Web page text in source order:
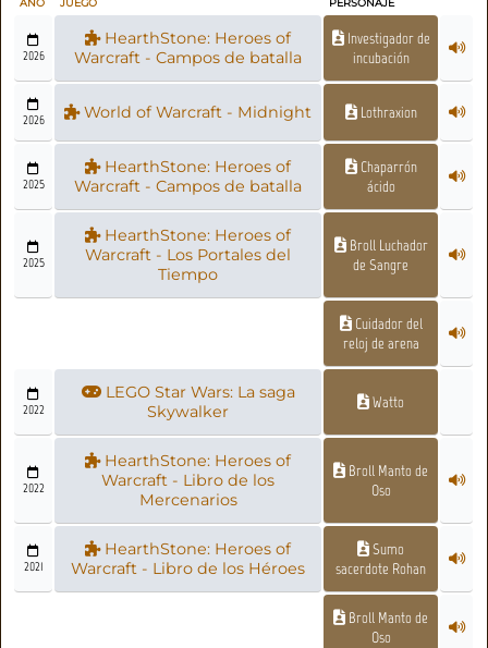
AÑO JUEGO PERSONAJE
2026
HearthStone: Heroes of
Warcraft - Campos de batalla
Investigador de
incubación
2026 World of Warcraft - Midnight Lothraxion
2025
HearthStone: Heroes of
Warcraft - Campos de batalla
Chaparrón
ácido
2025
HearthStone: Heroes of
Warcraft - Los Portales del
Tiempo
Broll Luchador
de Sangre
Cuidador del
reloj de arena
2022
LEGO Star Wars: La saga
Skywalker
Watto
2022
HearthStone: Heroes of
Warcraft - Libro de los
Mercenarios
Broll Manto de
Oso
2021
HearthStone: Heroes of
Warcraft - Libro de los Héroes
Sumo
sacerdote Rohan
Broll Manto de
Oso